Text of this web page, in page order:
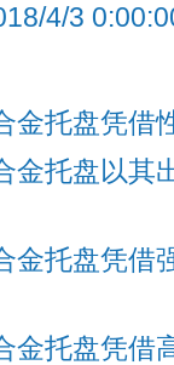
4/3
金托盘凭借
金托盘以其
金托盘凭借
金托盘凭借